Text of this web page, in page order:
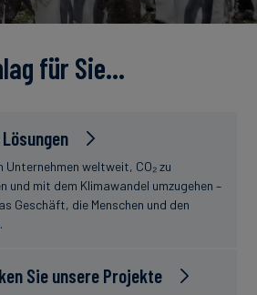
für Sie…
Unternehmen weltweit, CO₂ zu
und mit dem Klimawandel umzugehen –
Geschäft, die Menschen und den
Sie unsere Projekte